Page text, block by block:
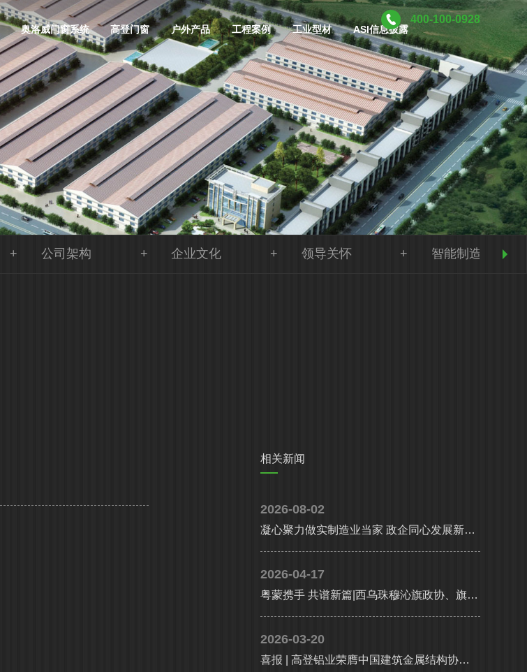
奥洛威门窗系统 高登门窗 户外产品 工程案例 工业型材 ASI信息披露
400-100-0928
公司架构 企业文化 领导关怀 智能制造
相关新闻
2026-08-02
凝心聚力做实制造业当家 政企同心发展新质生产力|省、市多部门联合调研组莅临高登铝业调研指导
2026-04-17
粤蒙携手 共谱新篇|西乌珠穆沁旗政协、旗委统战部携工商联及企业代表考察团莅临高登铝业共谋高质量发展
2026-03-20
喜报 | 高登铝业荣膺中国建筑金属结构协会铝门窗幕墙分会副会长单位，执行总裁李婧受聘副会长